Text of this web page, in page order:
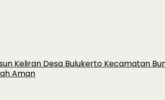
Keliran Desa Bulukerto Kecamatan
Aman